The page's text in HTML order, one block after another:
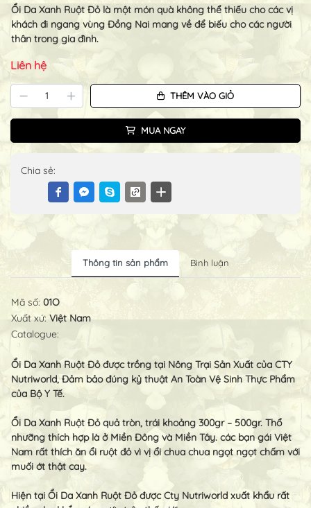
Ổi Da Xanh Ruột Đỏ là một món quà không thể thiếu cho các vị
khách đi ngang vùng Đồng Nai mang về để biếu cho các người
thân trong gia đình.
Liên hệ
THÊM VÀO GIỎ
MUA NGAY
Chia sẻ:
Thông tin sản phẩm Bình luận
Mã số: 01O
Xuất xứ: Việt Nam
Catalogue:
Ổi Da Xanh Ruột Đỏ được trồng tại Nông Trại Sản Xuất của CTY
Nutriworld, Đảm bảo đúng kỷ thuật An Toàn Vệ Sinh Thực Phẩm
của Bộ Y Tế.
Ổi Da Xanh Ruột Đỏ quả tròn, trái khoảng 300gr – 500gr. Thổ
nhưỡng thích hợp là ở Miền Đông và Miền Tây. các bạn gái Việt
Nam rất thích ăn ổi ruột đỏ vì vị ổi chua chua ngọt ngọt chấm với
muối ớt thật cay.
Hiện tại Ổi Da Xanh Ruột Đỏ được Cty Nutriworld xuất khẩu rất